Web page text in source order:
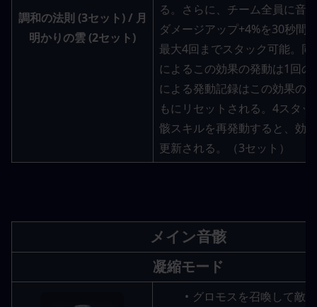
調和の法則 (3セット) / 月
明かりの雲 (2セット)
る。さらに、チーム全員に音
ダメージアップ+4%を30秒間
最大4回までスタック可能。同
によるこの効果の発動は1回の
による発動記録はこの効果の
もにリセットされる。4スタッ
骸スキルを再発動すると、効
更新される。（3セット）
メイン音骸
凝縮モード
グロモスを召喚して敵